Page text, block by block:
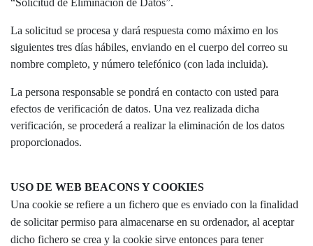
La solicitud se procesa y dará respuesta como máximo en los
siguientes tres días hábiles, enviando en el cuerpo del correo su
nombre completo, y número telefónico (con lada incluida).
La persona responsable se pondrá en contacto con usted para
efectos de verificación de datos. Una vez realizada dicha
verificación, se procederá a realizar la eliminación de los datos
proporcionados.
USO DE WEB BEACONS Y COOKIES
Una cookie se refiere a un fichero que es enviado con la finalidad
de solicitar permiso para almacenarse en su ordenador, al aceptar
dicho fichero se crea y la cookie sirve entonces para tener